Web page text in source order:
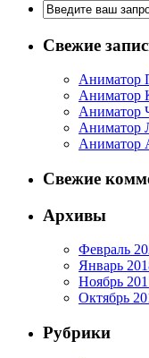
Свежие
Аниматор
Аниматор
Аниматор
Аниматор
Аниматор
Свежие
Архивы
Февраль
Январь
Ноябрь
Октябрь
Рубрики